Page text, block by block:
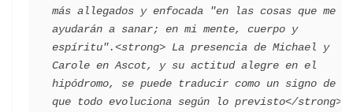
más allegados y enfocada "en las cosas que me
ayudarán a sanar; en mi mente, cuerpo y
espíritu".<strong> La presencia de Michael y
Carole en Ascot, y su actitud alegre en el
hipódromo, se puede traducir como un signo de
que todo evoluciona según lo previsto</strong>.